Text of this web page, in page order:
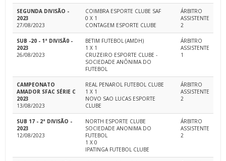
SEGUNDA DIVISÃO -
2023
27/08/2023
COIMBRA ESPORTE CLUBE SAF
0 X 1
CONTAGEM ESPORTE CLUBE
ÁRBITRO
ASSISTENTE
2
SUB -20 - 1ª DIVISÃ0 -
2023
26/08/2023
BETIM FUTEBOL (AMDH)
1 X 1
CRUZEIRO ESPORTE CLUBE -
SOCIEDADE ANÔNIMA DO
FUTEBOL
ÁRBITRO
ASSISTENTE
1
CAMPEONATO
AMADOR SFAC SÉRIE C
2023
13/08/2023
REAL PENAROL FUTEBOL CLUBE
1 X 1
NOVO SAO LUCAS ESPORTE
CLUBE
ÁRBITRO
ASSISTENTE
2
SUB 17 - 2ª DIVISÃO -
2023
12/08/2023
NORTH ESPORTE CLUBE
SOCIEDADE ANONIMA DO
FUTEBOL
1 X 0
IPATINGA FUTEBOL CLUBE
ÁRBITRO
ASSISTENTE
2